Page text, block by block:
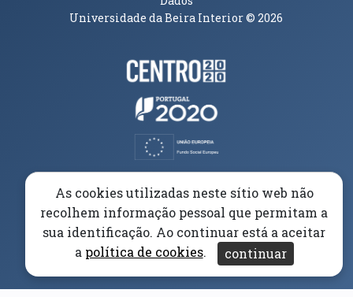
Universidade da Beira Interior© 2026
Parceiros e Financiadores
(abre em nova janela)
(abre em nova janela)
As cookies utilizadas neste sítio web não
recolhem informação pessoal que permitam a
sua identificação. Ao continuar está a aceitar
a política de cookies. continuar